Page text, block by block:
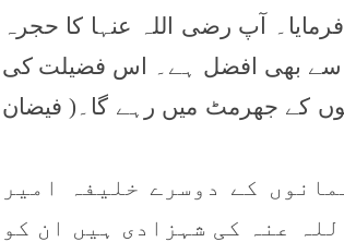
آپ رضی اللہ عنہا کا حجرہ
بھی افضل ہے۔ اس فضیلت کی
کے جھرمٹ میں رہے گا۔( فیضان
کے دوسرے خلیفہ امیر
عنہ کی شہزادی ہیں ان کو